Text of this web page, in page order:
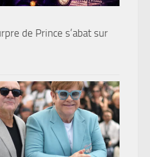
de Prince s’abat sur